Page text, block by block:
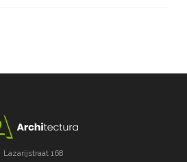
Lazarijstraat 168